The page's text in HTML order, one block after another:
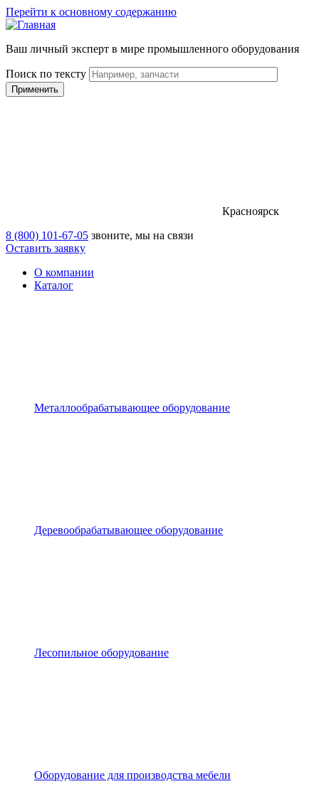
Перейти к основному содержанию
Ваш личный эксперт в мире промышленного оборудования
Поиск по тексту
Красноярск
8 (800) 101-67-05 звоните, мы на связи
Оставить заявку
О компании
Каталог
Металлообрабатывающее оборудование
Деревообрабатывающее оборудование
Лесопильное оборудование
Оборудование для производства мебели